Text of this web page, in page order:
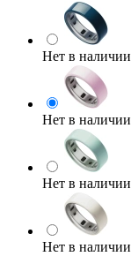
Нет в наличии
Нет в наличии
Нет в наличии
Нет в наличии